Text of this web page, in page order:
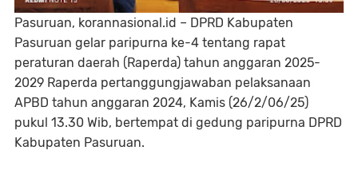
Pasuruan, korannasional.id – DPRD Kabupaten
Pasuruan gelar paripurna ke-4 tentang rapat
peraturan daerah (Raperda) tahun anggaran 2025-
2029 Raperda pertanggungjawaban pelaksanaan
APBD tahun anggaran 2024, Kamis (26/2/06/25)
pukul 13.30 Wib, bertempat di gedung paripurna DPRD
Kabupaten Pasuruan.